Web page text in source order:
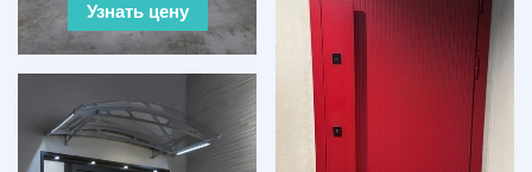
Узнать цену